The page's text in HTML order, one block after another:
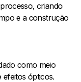
criando
e a construção
como meio
ópticos.